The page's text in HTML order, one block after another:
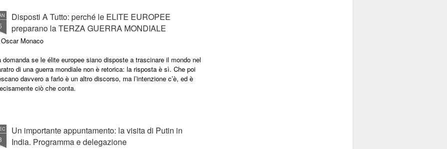
una notizia riguardante decisioni personali.
Disposti A Tutto: perché le ELITE EUROPEE
preparano la TERZA GUERRA MONDIALE
Monaco
domanda se le élite europee siano disposte a trascinare il mondo nel
di una guerra mondiale non è retorica: la risposta è sì. Che poi
davvero a farlo è un altro discorso, ma l’intenzione c’è, ed è
ciò che conta.
Un importante appuntamento: la visita di Putin in
India. Programma e delegazione